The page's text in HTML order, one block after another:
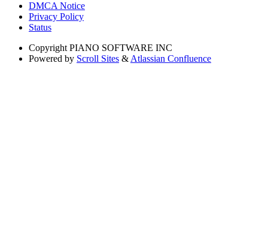
DMCA Notice
Privacy Policy
Status
Copyright PIANO SOFTWARE INC
Powered by Scroll Sites & Atlassian Confluence